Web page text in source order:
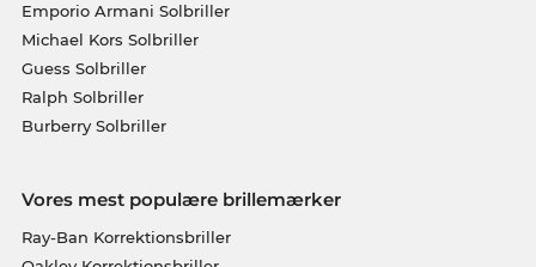
Emporio Armani Solbriller
Michael Kors Solbriller
Guess Solbriller
Ralph Solbriller
Burberry Solbriller
Vores mest populære brillemærker
Ray-Ban Korrektionsbriller